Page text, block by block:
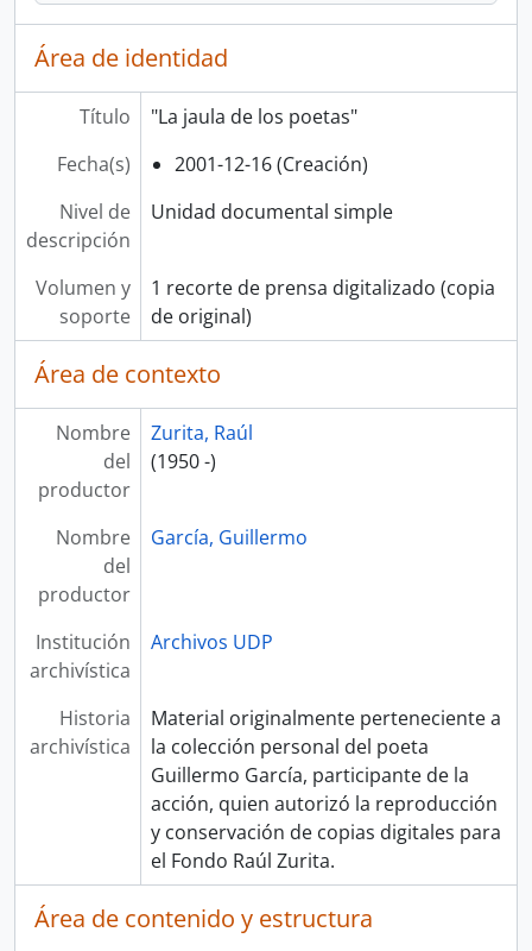
Área de identidad
Título
"La jaula de los poetas"
Fecha(s)
2001-12-16 (Creación)
Nivel de
descripción
Unidad documental simple
Volumen y
soporte
1 recorte de prensa digitalizado (copia
de original)
Área de contexto
Nombre
del
productor
Zurita, Raúl
(1950 -)
Nombre
del
productor
García, Guillermo
Institución
archivística
Archivos UDP
Historia
archivística
Material originalmente perteneciente a
la colección personal del poeta
Guillermo García, participante de la
acción, quien autorizó la reproducción
y conservación de copias digitales para
el Fondo Raúl Zurita.
Área de contenido y estructura